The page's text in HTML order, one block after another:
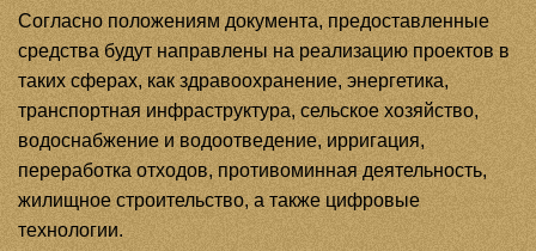
Согласно положениям документа, предоставленные
средства будут направлены на реализацию проектов в
таких сферах, как здравоохранение, энергетика,
транспортная инфраструктура, сельское хозяйство,
водоснабжение и водоотведение, ирригация,
переработка отходов, противоминная деятельность,
жилищное строительство, а также цифровые
технологии.